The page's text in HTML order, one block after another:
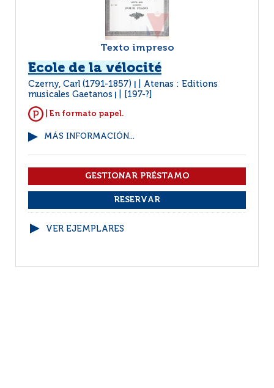
Texto impreso
Ecole de la vélocité
Czerny, Carl (1791-1857)
Atenas : Editions
musicales Gaetanos
[197-?]
| En formato papel.
MÁS INFORMACIÓN...
VER EJEMPLARES